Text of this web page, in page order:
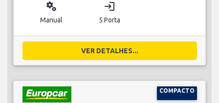
miscellaneous_services
Manual
login
5 Porta
VER DETALHES...
COMPACTO